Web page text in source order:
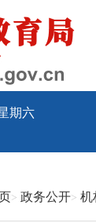
期六
政务公开 机